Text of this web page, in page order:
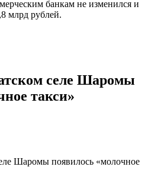
банкам не изменился и
млрд рублей.
селе Шаромы
такси»